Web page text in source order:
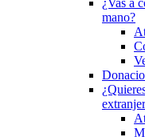
¿Vas a
mano?